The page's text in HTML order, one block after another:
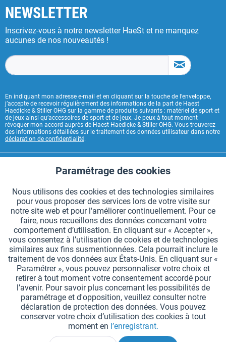
NEWSLETTER
Inscrivez-vous à notre newsletter HaeSt et ne manquez
aucunes de nos nouveautés !
En indiquant mon adresse e-mail et en cliquant sur la touche de l’enveloppe,
j’accepte de recevoir régulièrement des informations de la part de Haest
Haedicke & Stiller OHG sur la gamme de produits suivants : matériel de sport et
de jeux ainsi qu’accessoires de sport et de jeux. Je peux à tout moment
révoquer mon accord auprès de Haest Haedicke & Stiller OHG. Vous trouverez
des informations détaillées sur le traitement des données utilisateur dans notre
déclaration de confidentialité.
INFORMATIONS GÉNÉRALES
MODES DE PAIEMENT
*Tous les prix comprennent la TVA et sont indiqués horsfrais de port.
Paramètres des cookies Demander le catalogue
Gravures laser sur des témoins Newsletter Qui sommes nous ?
Aide et support Contact Livraison et paiement
Retour & remboursement Droit de rétractation
Protection des données CGV Mentions légales
Fonctionnels Aktiv
Suivi Aktiv
Paramétrage des cookies
Nous utilisons des cookies et des technologies similaires
pour vous proposer des services lors de votre visite sur
notre site web et pour l'améliorer continuellement. Pour ce
faire, nous recueillons des données concernant votre
comportement d’utilisation. En cliquant sur « Accepter »,
vous consentez à l’utilisation de cookies et de technologies
similaires aux fins susmentionnées. Cela pourrait inclure le
traitement de vos données aux États-Unis. En cliquant sur «
Paramétrer », vous pouvez personnaliser votre choix et
retirer à tout moment votre consentement accordé pour
l’avenir. Pour savoir plus concernant les possibilités de
paramétrage et d'opposition, veuillez consulter notre
déclaration de protection des données. Vous pouvez
conserver votre choix d’utilisation des cookies à tout
moment en l’enregistrant.